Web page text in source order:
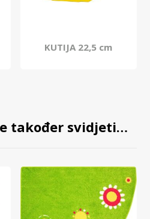
KUTIJA 22,5 cm
također svidjeti…